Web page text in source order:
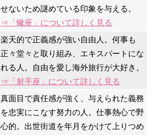
せないため謎めている印象を与える。
⇒「蠍座」について詳しく見る
楽天的で正義感が強い自由人。何事も
正々堂々と取り組み、エキスパートにな
れる人。自由を愛し海外旅行が大好き。
⇒「射手座」について詳しく見る
真面目で責任感が強く、与えられた義務
を忠実にこなす努力の人。仕事熱心で野
心的。出世街道を年月をかけて上りつめ